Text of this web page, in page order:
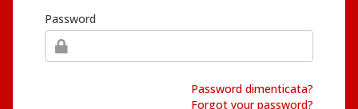
Password
Password dimenticata?
Forgot your password?